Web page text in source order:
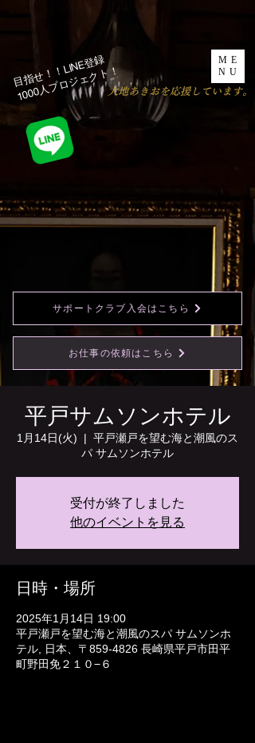
ME
NU
​大地あきおを応援しています。
目指せ！！LINE登録
1000人プロジェクト！​
お仕事の依頼はこちら
サポートクラブ入会はこちら
平戸サムソンホテル
1月14日(火)
  |
平戸瀬戸を望む海と潮風のス
パ サムソンホテル
受付が終了しました
他のイベントを見る
日時・場所
2025年1月14日 19:00
平戸瀬戸を望む海と潮風のスパ サムソンホ
テル, 日本、〒859-4826 長崎県平戸市田平
町野田免２１０−６